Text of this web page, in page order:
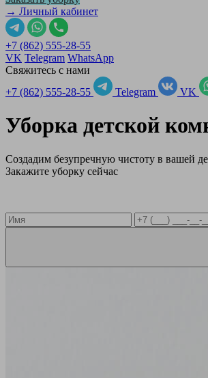
→ Личный кабинет
+7 (862) 555-28-55
VK Telegram WhatsApp
Свяжитесь с нами
+7 (862) 555-28-55
Telegram VK
Уборка детской
Создадим безупречную чистоту в вашей
Закажите уборку сейчас